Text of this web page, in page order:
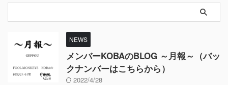
NEWS
メンバーKOBAのBLOG ～月報～（バッ
クナンバーはこちらから）
2022/4/28